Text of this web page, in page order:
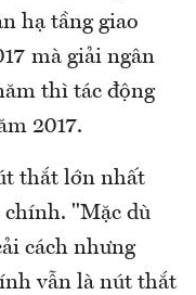
hạ tầng giao
mà giải ngân
thì tác động
2017.
thắt lớn nhất
chính. "Mặc dù
cách nhưng
vẫn là nút thắt